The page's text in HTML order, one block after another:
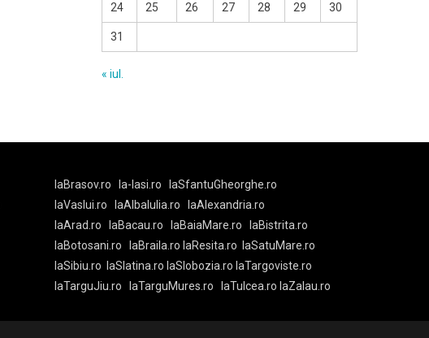
24 25 26 27 28 29 30
31
« iul.
laBrasov.ro la-Iasi.ro
laSfantuGheorghe.ro
laVaslui.ro
laAlbaIulia.ro
laAlexandria.ro
laArad.ro
laBacau.ro laBaiaMare.ro
laBistrita.ro
laBotosani.ro
laBraila.ro laResita.ro
laSatuMare.ro
laSibiu.ro
laSlatina.ro laSlobozia.ro laTargoviste.ro
laTarguJiu.ro
laTarguMures.ro laTulcea.ro laZalau.ro